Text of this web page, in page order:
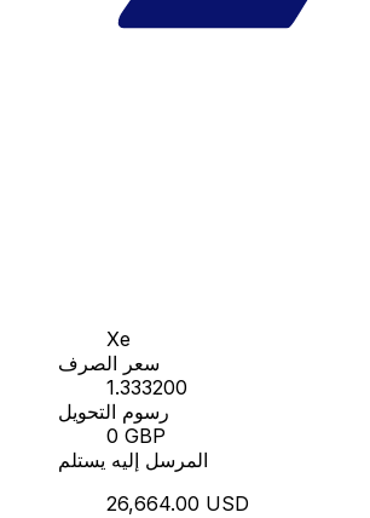
Xe
سعر الصرف
1.333200
رسوم التحويل
0 GBP
المرسل إليه يستلم
26,664.00 USD